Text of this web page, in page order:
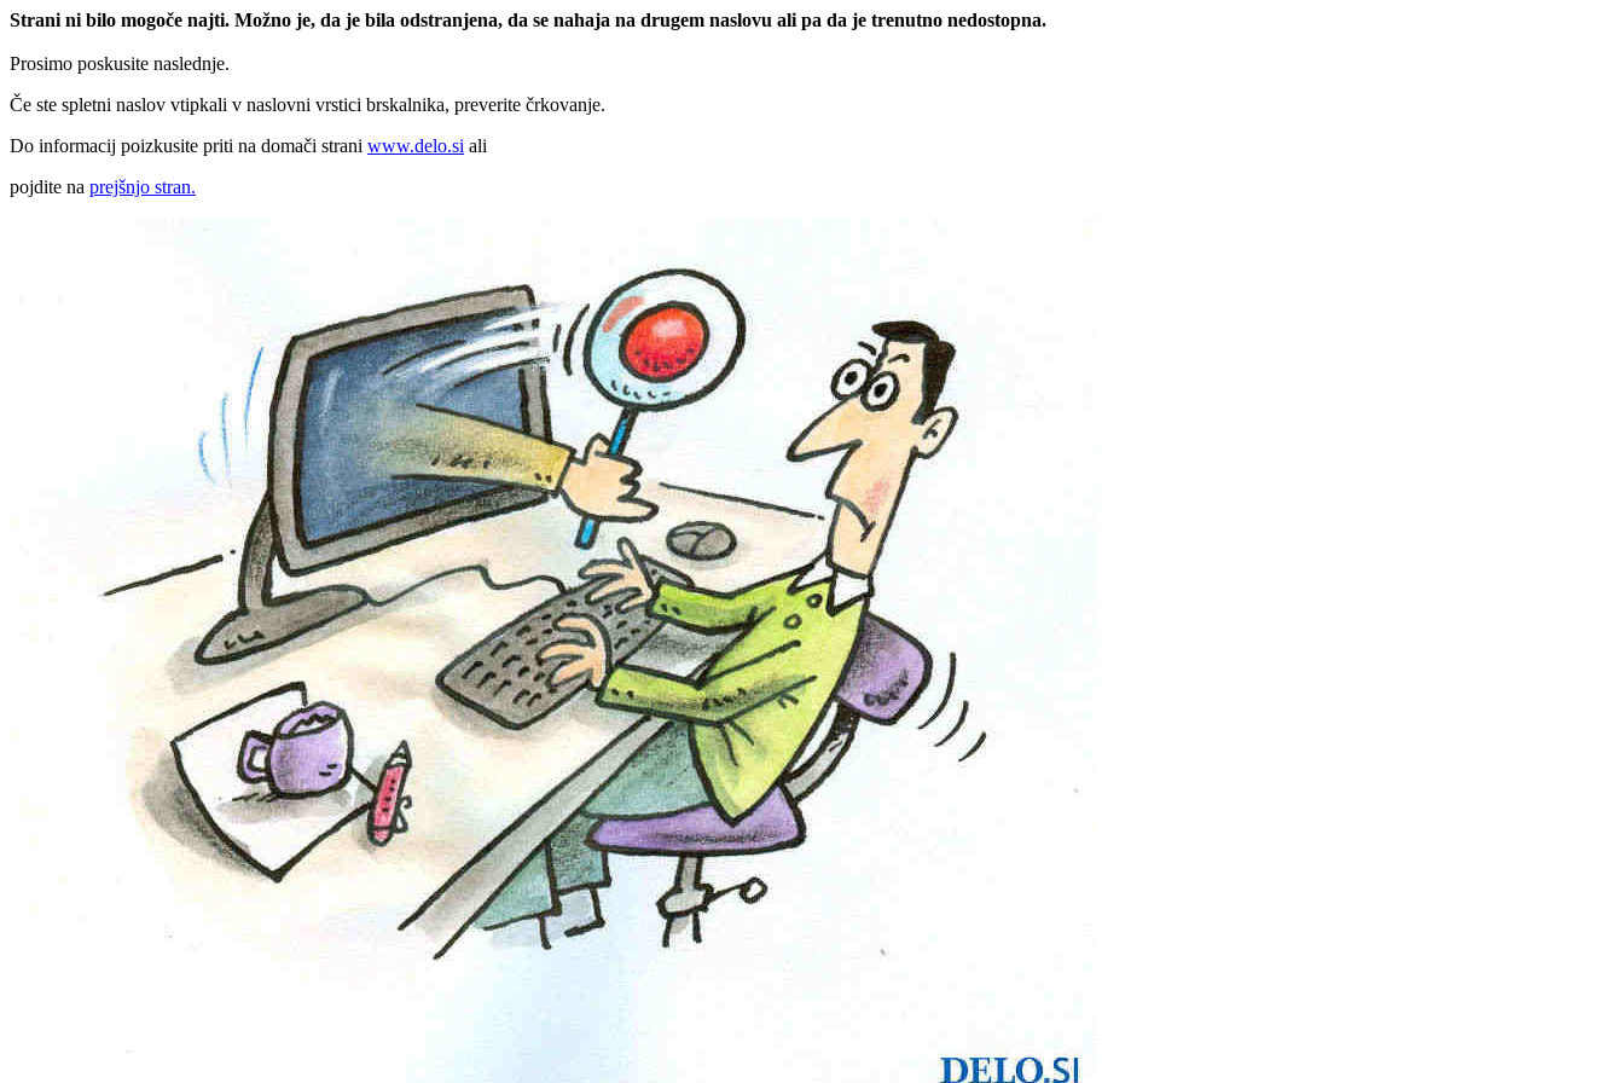
Strani ni bilo mogoče najti. Možno je, da je bila odstranjena, da se nahaja na drugem naslovu ali pa da je trenutno nedostopna.
Prosimo poskusite naslednje.
Če ste spletni naslov vtipkali v naslovni vrstici brskalnika, preverite črkovanje.
Do informacij poizkusite priti na domači strani www.delo.si ali
pojdite na prejšnjo stran.